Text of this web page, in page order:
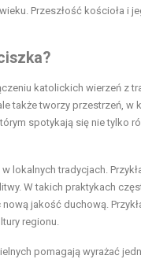
Przeszłość kościoła i
katolickich wierzeń z
także tworzy przestrzeń, w
spotykają się nie tylko
lokalnych tradycjach.
W takich praktykach
jakość duchową.
regionu.
pomagają wyrażać